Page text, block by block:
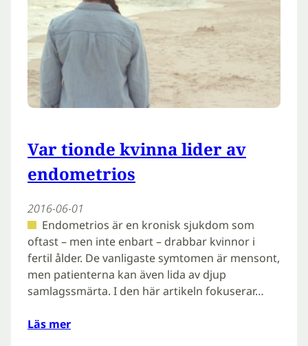
Var tionde kvinna lider av
endometrios
2016-06-01
Endometrios är en kronisk sjukdom som
oftast – men inte enbart – drabbar kvinnor i
fertil ålder. De vanligaste symtomen är mensont,
men patienterna kan även lida av djup
samlagssmärta. I den här artikeln fokuserar…
Läs mer